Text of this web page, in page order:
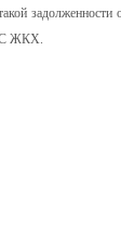
задолженности
ЖКХ.